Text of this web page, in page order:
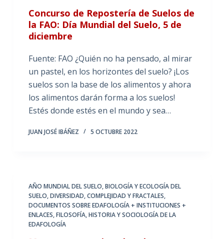
Concurso de Repostería de Suelos de
la FAO: Día Mundial del Suelo, 5 de
diciembre
Fuente: FAO ¿Quién no ha pensado, al mirar
un pastel, en los horizontes del suelo? ¡Los
suelos son la base de los alimentos y ahora
los alimentos darán forma a los suelos!
Estés donde estés en el mundo y sea…
JUAN JOSÉ IBÁÑEZ 5 OCTUBRE 2022
AÑO MUNDIAL DEL SUELO,BIOLOGÍA Y ECOLOGÍA DEL
SUELO,DIVERSIDAD, COMPLEJIDAD Y FRACTALES,
DOCUMENTOS SOBRE EDAFOLOGÍA + INSTITUCIONES +
ENLACES,FILOSOFÍA, HISTORIA Y SOCIOLOGÍA DE LA
EDAFOLOGÍA